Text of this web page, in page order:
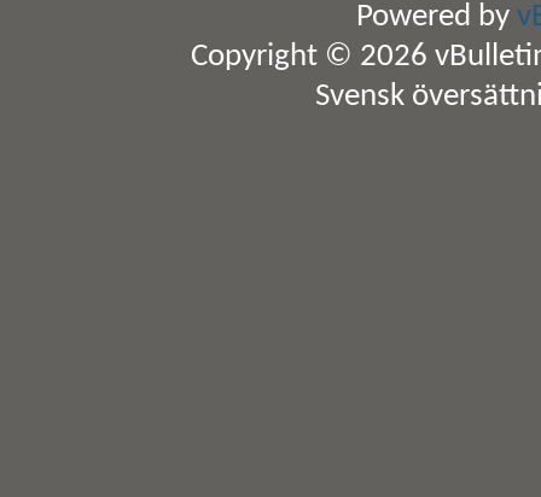
Powered by
Copyright © 2026
Svensk